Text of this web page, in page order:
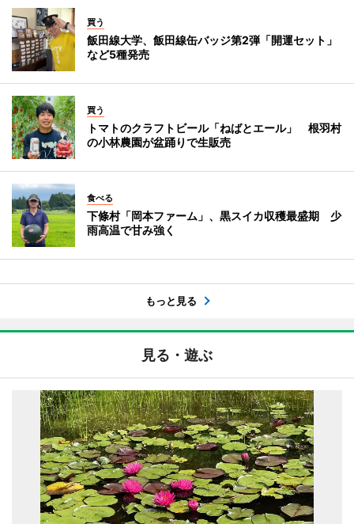
買う
飯田線大学、飯田線缶バッジ第2弾「開運セット」
など5種発売
買う
トマトのクラフトビール「ねばとエール」 根羽村
の小林農園が盆踊りで生販売
食べる
下條村「岡本ファーム」、黒スイカ収穫最盛期 少
雨高温で甘み強く
もっと見る
見る・遊ぶ